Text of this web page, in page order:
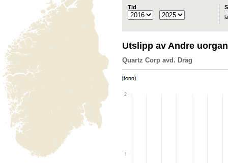
Tid
Utslipp av Andre
Quartz Corp avd. Drag